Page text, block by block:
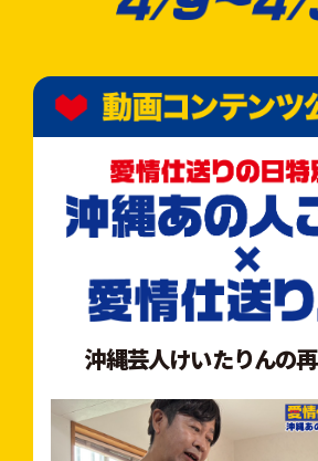
沖縄芸人けいたりんの